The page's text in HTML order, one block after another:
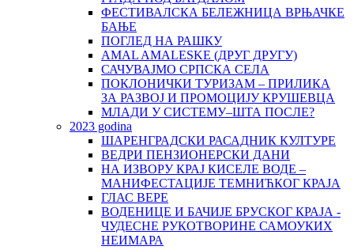
ФЕСТИВАЛСКА БЕЛЕЖНИЦА ВРЊАЧКЕ
БАЊЕ
ПОГЛЕД НА РАШКУ
AMAL AMALESKE (ДРУГ ДРУГУ)
САЧУВАЈМО СРПСКА СЕЛА
ПОКЛОНИЧКИ ТУРИЗАМ – ПРИЛИКА
ЗА РАЗВОЈ И ПРОМОЦИЈУ КРУШЕВЦА
МЛАДИ У СИСТЕМУ–ШТА ПОСЛЕ?
2023 godina
ШАРЕНГРАДСКИ РАСАДНИК КУЛТУРЕ
ВЕДРИ ПЕНЗИОНЕРСКИ ДАНИ
НА ИЗВОРУ КРАЈ КИСЕЛЕ ВОДЕ –
МАНИФЕСТАЦИЈЕ ТЕМНИЋКОГ КРАЈА
ГЛАС ВЕРЕ
ВОДЕНИЦЕ И БАЧИЈЕ БРУСКОГ КРАЈА -
ЧУДЕСНЕ РУКОТВОРИНЕ САМОУКИХ
НЕИМАРА